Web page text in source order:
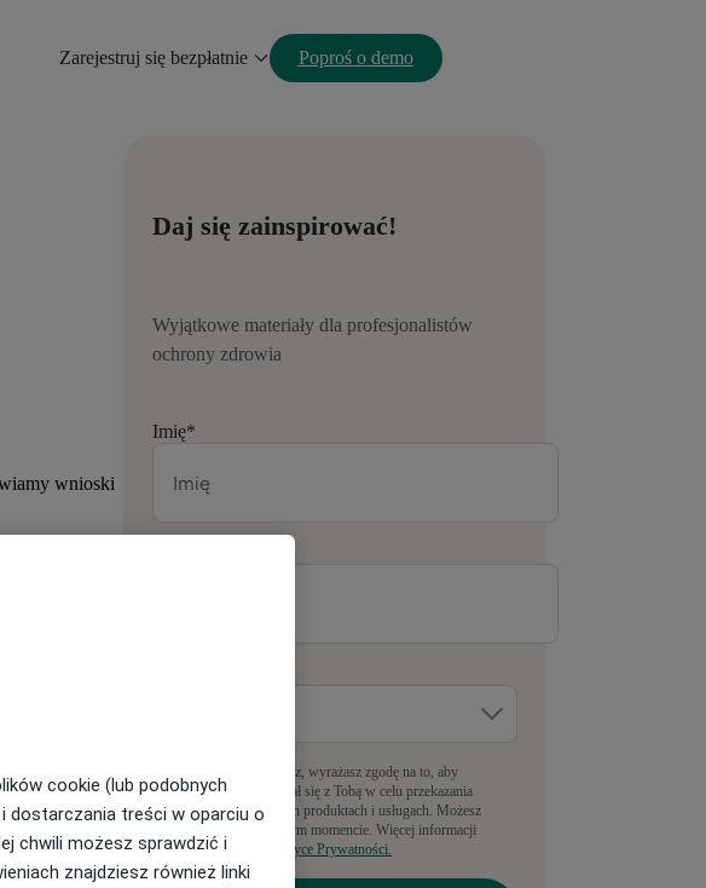
Zarejestruj się bezpłatnie Poproś o demo
wnioski
W
Daj się zainspirować!
Wyjątkowe materiały dla profesjonalistów
ochrony zdrowia
Imię*
Wypełniając ten formularz, wyrażasz zgodę na to, aby
ZnanyLekarz kontaktował się z Tobą w celu przekazania
informacji o powiązanych produktach i usługach. Możesz
zrezygnować w dowolnym momencie. Więcej informacji
znajdziesz w naszej
Polityce Prywatności.
cookie (lub podobnych
dostarczania treści w oparciu o
chwili możesz sprawdzić i
znajdziesz również linki